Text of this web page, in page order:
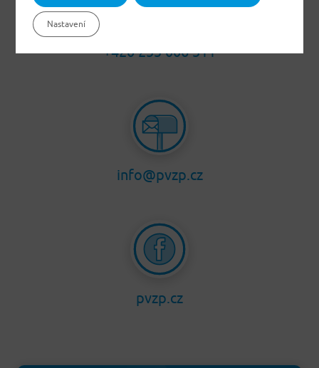
+420 233 006 311
info@pvzp.cz
pvzp.cz
Nastavení